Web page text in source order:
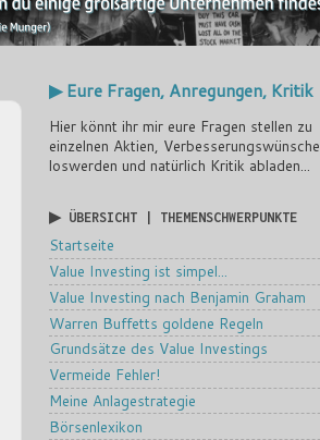
▶ Eure Fragen, Anregungen, Kritik
Hier könnt ihr mir eure Fragen stellen zu
einzelnen Aktien, Verbesserungswünsche
loswerden und natürlich Kritik abladen...
▶ ÜBERSICHT | THEMENSCHWERPUNKTE
Startseite
Value Investing ist simpel...
Value Investing nach Benjamin Graham
Warren Buffetts goldene Regeln
Grundsätze des Value Investings
Vermeide Fehler!
Meine Anlagestrategie
Börsenlexikon